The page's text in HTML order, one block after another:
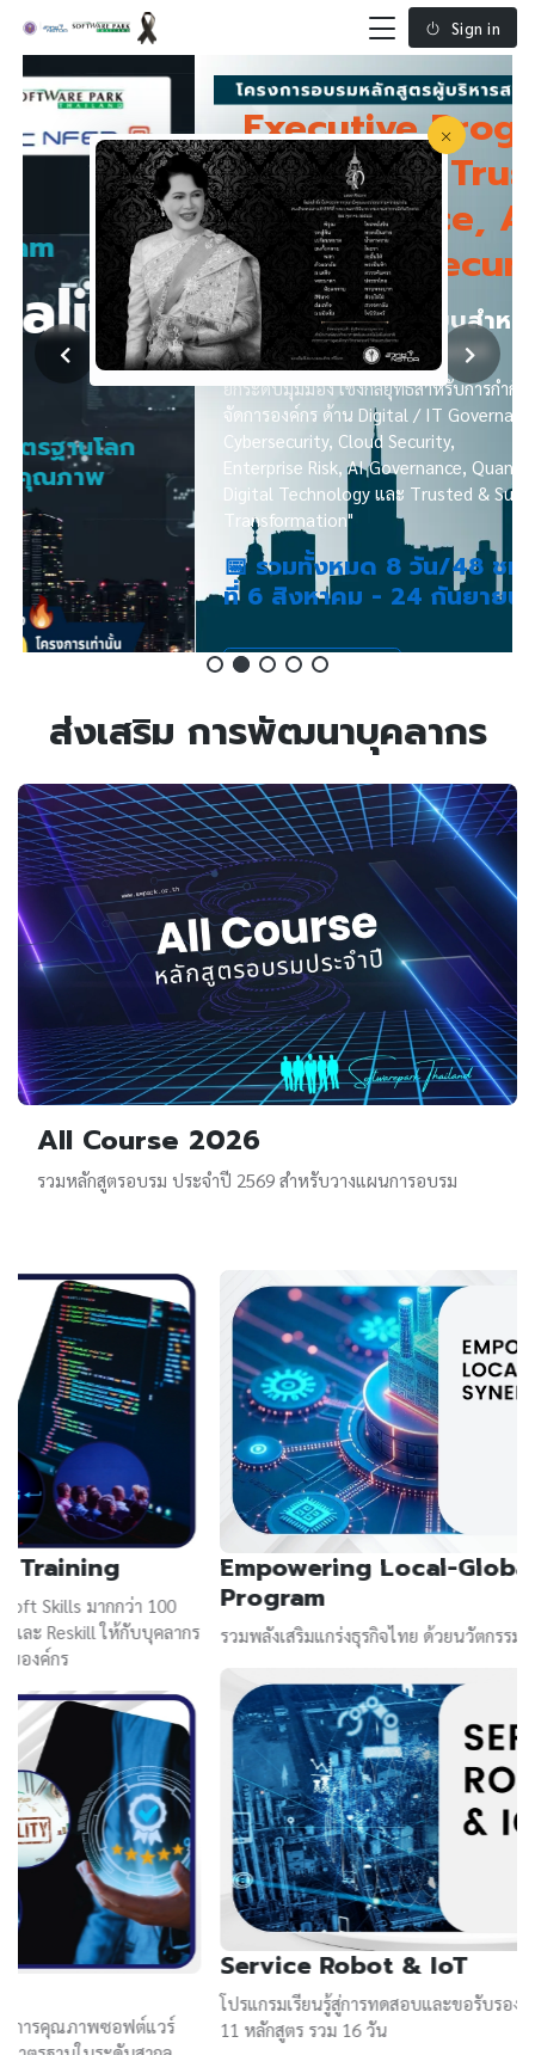
Sign in
Executive Program in
Digital Trust,
Governance, AI and
Cybersecurity
CIO หลักสูตรออกแบบสำหรับผู้บริหาร
ด้านดิจิทัลและสารสนเทศ
ยกระดับมุมมอง เชิงกลยุทธ์สำหรับการกำกับและการบริหาร
จัดการองค์กร ด้าน Digital / IT Governance, PDPA,
Cybersecurity, Cloud Security,
Enterprise Risk, AI Governance, Quantum Readiness,
Digital Technology และ Trusted & Sustainable Digital
Transformation"
📅 รวมทั้งหมด 8 วัน/48 ชม. ระหว่างวัน
ที่ 6 สิงหาคม - 24 กันยายน 2569
รายละเอียเพิ่มเติม
สอบถามข้อมูลเพิ่มเติม คุณทรงศิริ: 02-583-9992 ต่อ 81426
More Information
ส่งเสริม การพัฒนาบุคลากร
All Course 2026
รวมหลักสูตรอบรม ประจำปี 2569 สำหรับวางแผนการอบรม
Empowering Local-Global Synergy
Program​
รวมพลังเสริมแกร่งธุรกิจไทย ด้วยนวัตกรรมและเทคโนโลยีขั้นสูง
Service Robot & IoT
โปรแกรมเรียนรู้สู่การทดสอบและขอรับรองตามมาตรฐานสากล กับ
11 หลักสูตร รวม 16 วัน